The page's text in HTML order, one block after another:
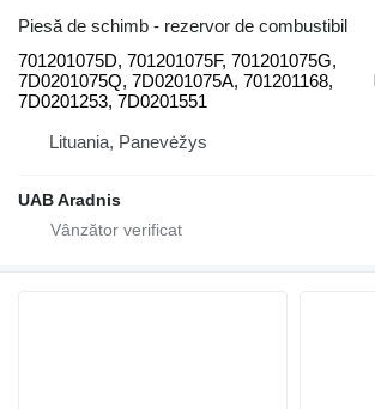
Piesă de schimb - rezervor de combustibil
701201075D, 701201075F, 701201075G,
7D0201075Q, 7D0201075A, 701201168,
7D0201253, 7D0201551
Lituania, Panevėžys
UAB Aradnis